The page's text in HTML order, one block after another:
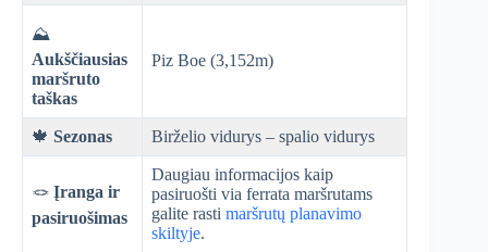
⛰️
Aukščiausias
maršruto
taškas
Piz Boe (3,152m)
🍁 Sezonas Birželio vidurys – spalio vidurys
🪢 Įranga ir
pasiruošimas
Daugiau informacijos kaip
pasiruošti via ferrata maršrutams
galite rasti maršrutų planavimo
skiltyje.